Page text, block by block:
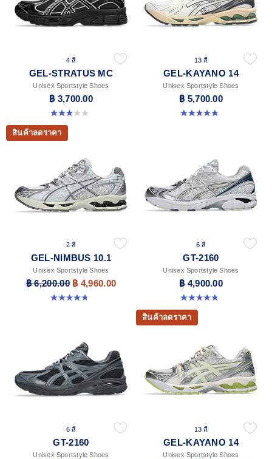
4 สี
GEL-STRATUS MC
Unisex Sportstyle Shoes
฿ 3,700.00
3.0 จาก 5 ดาว 1 รีวิว
13 สี
GEL-KAYANO 14
Unisex Sportstyle Shoes
฿ 5,700.00
4.8 จาก 5 ดาว 1719 รีวิว
สินค้าลดราคา
2 สี
GEL-NIMBUS 10.1
Unisex Sportstyle Shoes
฿ 6,200.00 ฿ 4,960.00
4.7 จาก 5 ดาว 38 รีวิว
6 สี
GT-2160
Unisex Sportstyle Shoes
฿ 4,900.00
4.8 จาก 5 ดาว 457 รีวิว
6 สี
GT-2160
Unisex Sportstyle Shoes
สินค้าลดราคา
13 สี
GEL-KAYANO 14
Unisex Sportstyle Shoes